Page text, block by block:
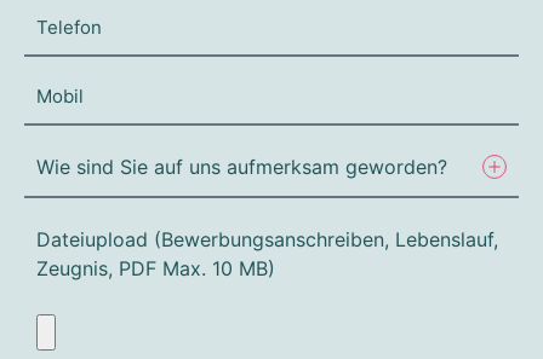
Dateiupload (Bewerbungsanschreiben, Lebenslauf,
Zeugnis, PDF Max. 10 MB)